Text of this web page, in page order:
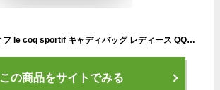
ルコックスポルティフ le coq sportif キャディバッグ レディース QQCTJJ05
この商品をサイトでみる